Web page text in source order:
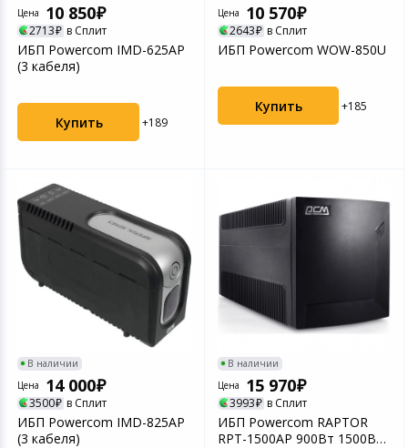
Цена
10 850
2713 в Сплит
ИБП Powercom IMD-625AP
(3 кабеля)
Купить +189
Цена
10 570
2643 в Сплит
ИБП Powercom WOW-850U
Купить +185
В наличии
Цена
14 000
3500 в Сплит
ИБП Powercom IMD-825AP
(3 кабеля)
В наличии
Цена
15 970
3993 в Сплит
ИБП Powercom RAPTOR
RPT-1500AP 900Вт 1500ВА